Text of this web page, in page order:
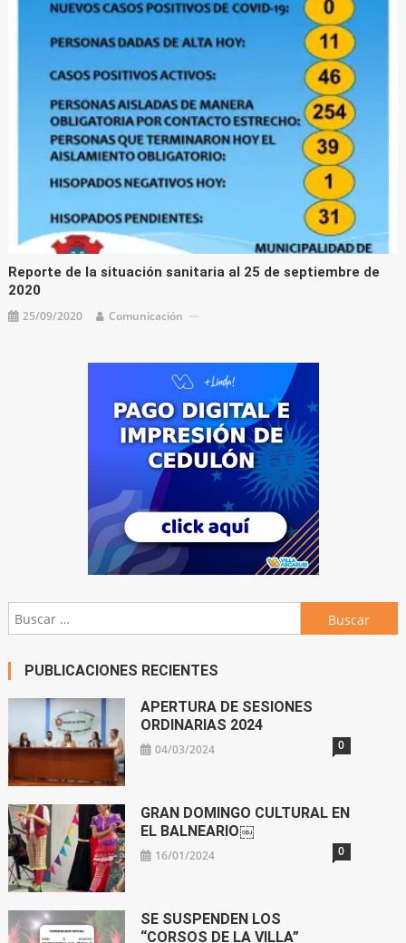
Reporte de la situación sanitaria al 25 de septiembre de
2020
25/09/2020 Comunicación
Buscar:
PUBLICACIONES RECIENTES
APERTURA DE SESIONES
ORDINARIAS 2024
04/03/2024 0
GRAN DOMINGO CULTURAL EN
EL BALNEARIO￼
16/01/2024 0
SE SUSPENDEN LOS
“CORSOS DE LA VILLA”